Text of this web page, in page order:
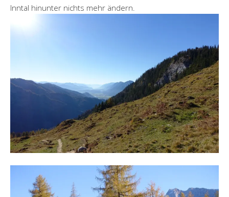
Inntal hinunter nichts mehr ändern.